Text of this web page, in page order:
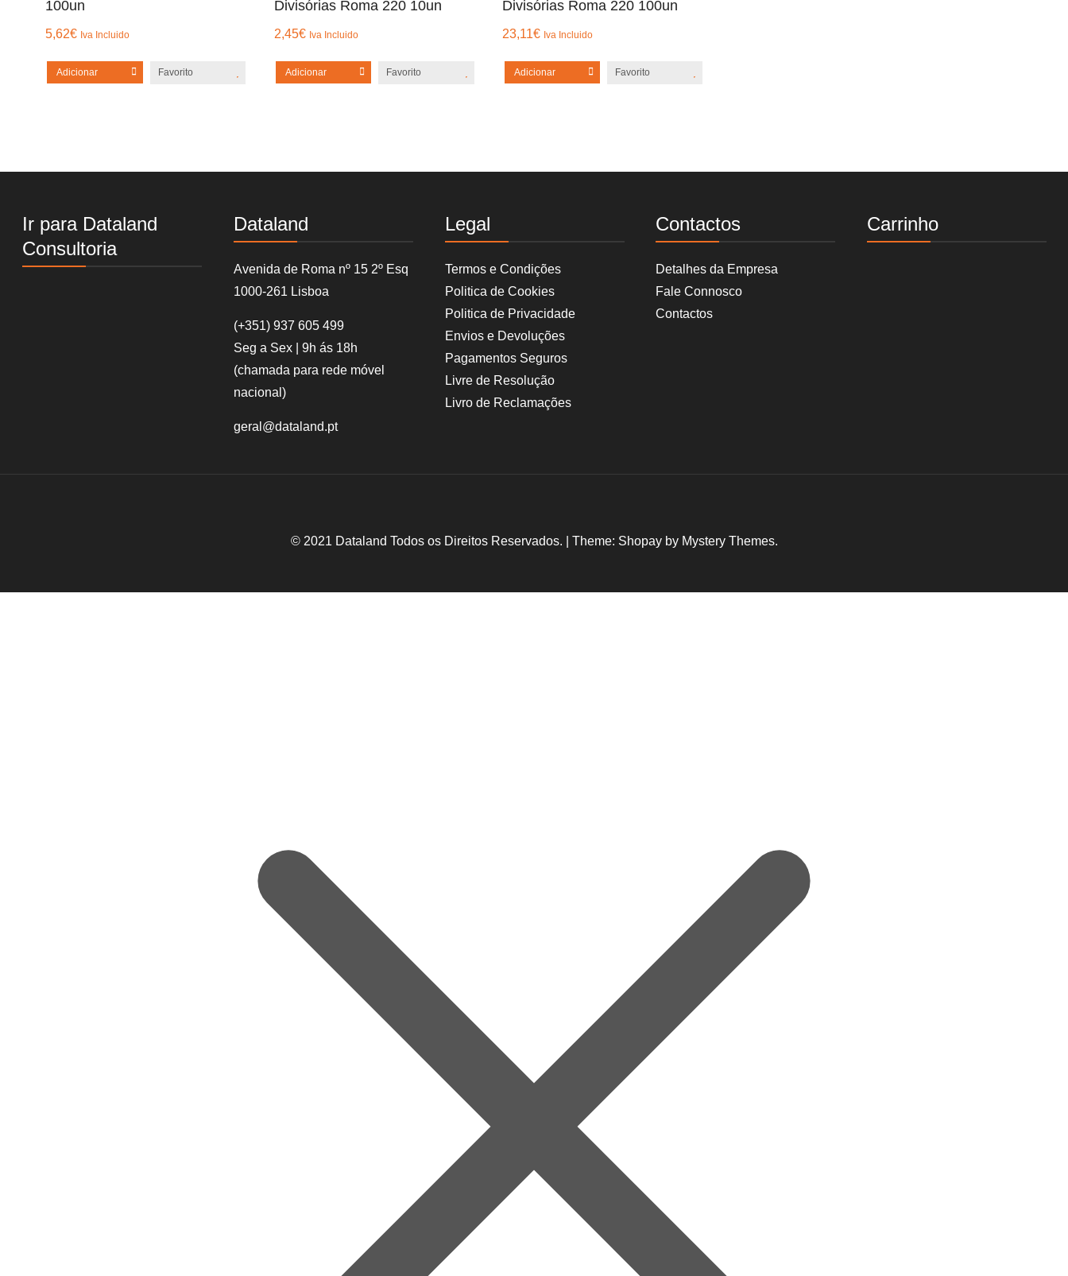
100un
5,62€ Iva Incluido
Adicionar Favorito
Divisórias Roma 220 10un
2,45€ Iva Incluido
Adicionar Favorito
Divisórias Roma 220 100un
23,11€ Iva Incluido
Adicionar Favorito
Ir para Dataland
Consultoria
Dataland
Avenida de Roma nº 15 2º Esq
1000-261 Lisboa
(+351) 937 605 499
Seg a Sex | 9h ás 18h
(chamada para rede móvel
nacional)
geral@dataland.pt
Legal
Termos e Condições
Politica de Cookies
Politica de Privacidade
Envios e Devoluções
Pagamentos Seguros
Livre de Resolução
Livro de Reclamações
Contactos
Detalhes da Empresa
Fale Connosco
Contactos
Carrinho
© 2021 Dataland Todos os Direitos Reservados. Theme: Shopay by Mystery Themes.